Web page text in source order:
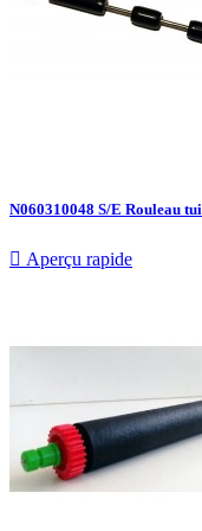
N060310048 S/E Rouleau
 Aperçu rapide